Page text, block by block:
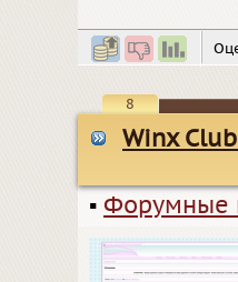
8
Winx
▪ Форумные